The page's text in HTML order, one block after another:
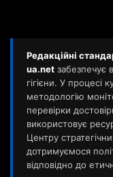
Редакційні
ua.net забезпечує
гігієни. У процесі
методологію
перевірки
використовує
Центру
дотримуємося
відповідно до